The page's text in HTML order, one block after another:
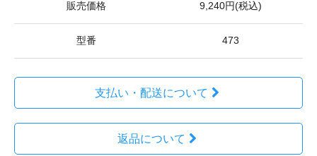
販売価格 9,240円(税込)
型番 473
支払い・配送について
返品について